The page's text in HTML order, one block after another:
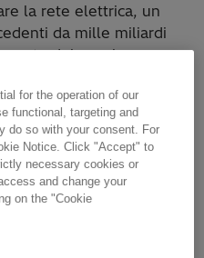
la rete elettrica, un
da mille miliardi
parte dei paesi, gran
è stata progettata
odierne2. Il settore
importante: le
delle
elettrica sono
Di conseguenza, è
for the operation of our
functional, targeting and
do so with your consent. For
Notice. Click "Accept" to
necessary cookies or
and change your
on the "Cookie